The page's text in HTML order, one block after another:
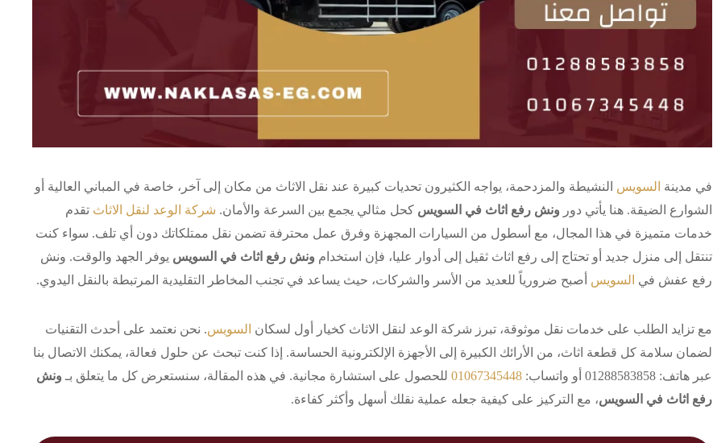
في مدينة السويس النشيطة والمزدحمة، يواجه الكثيرون تحديات كبيرة عند نقل الاثاث من مكان إلى آخر، خاصة في المباني العالية أو
الشوارع الضيقة. هنا يأتي دور ونش رفع اثاث في السويس كحل مثالي يجمع بين السرعة والأمان. شركة الوعد لنقل الاثاث تقدم
خدمات متميزة في هذا المجال، مع أسطول من السيارات المجهزة وفرق عمل محترفة تضمن نقل ممتلكاتك دون أي تلف. سواء كنت
تنتقل إلى منزل جديد أو تحتاج إلى رفع اثاث ثقيل إلى أدوار عليا، فإن استخدام ونش رفع اثاث في السويس يوفر الجهد والوقت. ونش
رفع عفش في السويس أصبح ضرورياً للعديد من الأسر والشركات، حيث يساعد في تجنب المخاطر التقليدية المرتبطة بالنقل اليدوي.
مع تزايد الطلب على خدمات نقل موثوقة، تبرز شركة الوعد لنقل الاثاث كخيار أول لسكان السويس. نحن نعتمد على أحدث التقنيات
لضمان سلامة كل قطعة اثاث، من الأرائك الكبيرة إلى الأجهزة الإلكترونية الحساسة. إذا كنت تبحث عن حلول فعالة، يمكنك الاتصال بنا
عبر هاتف: 01288583858 أو واتساب:
01067345448 للحصول على استشارة مجانية. في هذه المقالة، سنستعرض كل ما يتعلق بـ ونش
رفع اثاث في السويس، مع التركيز على كيفية جعله عملية نقلك أسهل وأكثر كفاءة.